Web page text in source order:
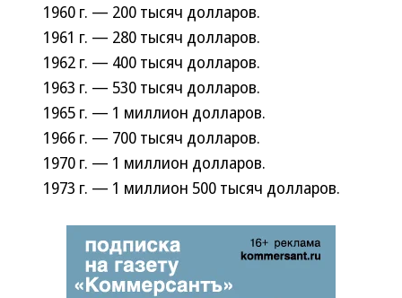
1960 г. — 200 тысяч долларов.
1961 г. — 280 тысяч долларов.
1962 г. — 400 тысяч долларов.
1963 г. — 530 тысяч долларов.
1965 г. — 1 миллион долларов.
1966 г. — 700 тысяч долларов.
1970 г. — 1 миллион долларов.
1973 г. — 1 миллион 500 тысяч долларов.